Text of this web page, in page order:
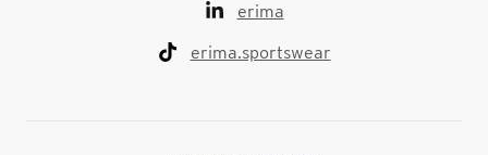
erima
erima.sportswear